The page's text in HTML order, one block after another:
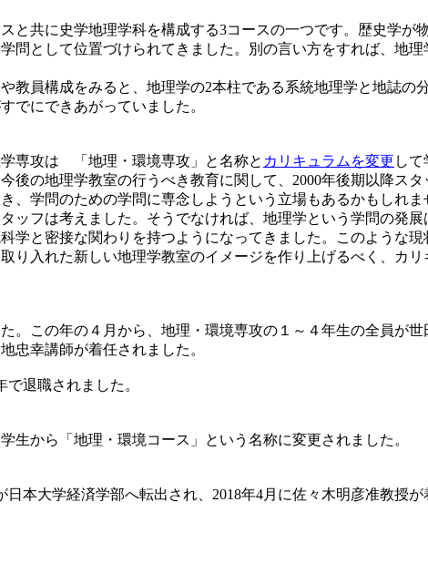
と共に史学地理学科を構成する3コースの一つです。歴史学が
問として位置づけられてきました。別の言い方をすれば、地
教員構成をみると、地理学の2本柱である系統地理学と地誌の
でにできあがっていました。
専攻は 「地理・環境専攻」と名称と カリキュラムを変更 して
後の地理学教室の行うべき教育に関して、2000年後期以降ス
、学問のための学問に専念しようという立場もあるかもしれ
ッフは考えました。そうでなければ、地理学という学問の発展
学と密接な関わりを持つようになってきました。このような
り入れた新しい地理学教室のイメージを作り上げるべく、カ
。この年の４月から、地理・環境専攻の１～４年生の全員が
忠幸講師が着任されました。
退職されました。
から「地理・環境コース」という名称に変更されました。
本大学経済学部へ転出され、2018年4月に佐々木明彦准教授が